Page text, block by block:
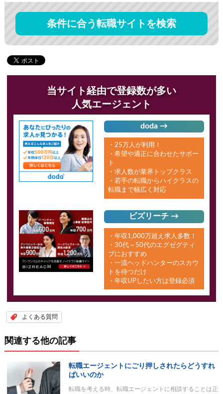
条件に合う転職サイトを検索
当サイト経由で登録数が多い
人気エージェント
doda →
・25万人が利用！
・希望や適正に合わせたサポー
ト
・求人数が業界トップクラス
・若手の転職からハイクラスの
転職まで幅広く対応
ビズリーチ →
・年収1,000万超え求人多数！
・30代～50代のエグゼグティ
ブにおすすめ
・一流ヘッドハンターのスカウ
トを待つだけ
・年収UPしたい方は登録必須
よくある質問
関連する他の記事
転職エージェントにごり押しされたらどうすれ
ばいいのか
転職を考える時、転職エージェントに相談することは正